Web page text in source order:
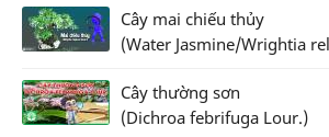
Cây mai chiếu thủy
(Water Jasmine/Wrightia
Cây thường sơn
(Dichroa febrifuga Lour.)